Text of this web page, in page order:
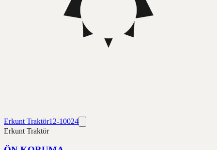
Erkunt Traktör12-10024
Erkunt Traktör